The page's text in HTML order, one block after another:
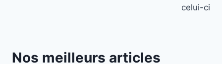
celui-ci
Nos meilleurs articles